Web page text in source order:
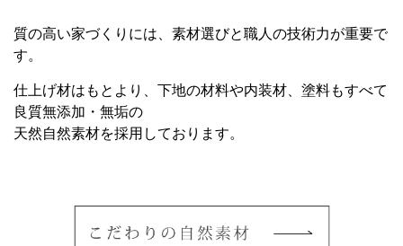
質の高い家づくりには、素材選びと職人の技術力が重要で
す。
仕上げ材はもとより、下地の材料や内装材、塗料もすべて
良質無添加・無垢の
天然自然素材を採用しております。